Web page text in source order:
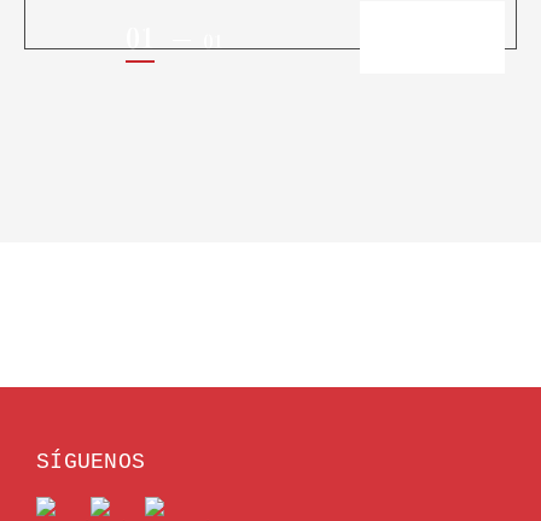
01 01
SÍGUENOS